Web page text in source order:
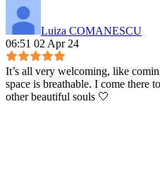
Luiza COMANESCU
06:51 02 Apr 24
It’s all very welcoming, like
space is breathable. I come there
other beautiful souls 🤍